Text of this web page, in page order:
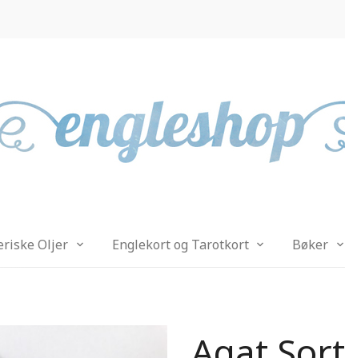
Oljer Englekort og Tarotkort Bøker